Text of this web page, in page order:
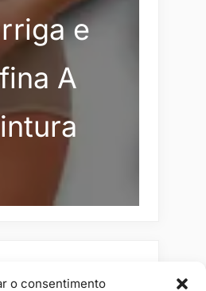
o consentimento
e
A